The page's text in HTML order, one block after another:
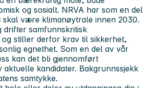
og sosialt. NRVA har som en del
skal være klimanøytrale innen 2030.
drifter samfunnskritisk
stiller derfor krav til sikkerhet,
egnethet. Som en del av vår
kan det bli gjennomført
aktuelle kandidater. Bakgrunnssjekk
samtykke.